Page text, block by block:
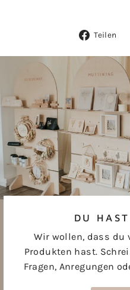
Teilen
DU
Wir wollen, dass du
Produkten hast.
Fragen, Anregungen